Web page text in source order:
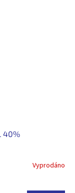
40%
Vyprodáno